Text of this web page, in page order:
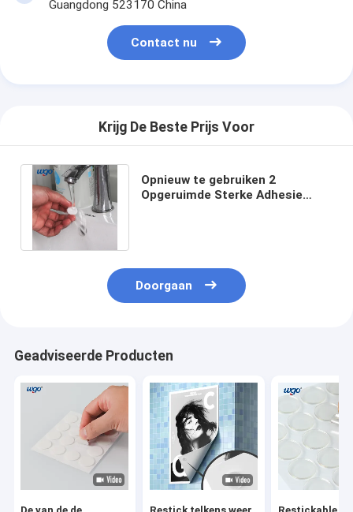
Guangdong 523170 China
Contact nu
Krijg De Beste Prijs Voor
Opnieuw te gebruiken 2
Opgeruimde Sterke Adhesie
Doorgaan
Geadviseerde Producten